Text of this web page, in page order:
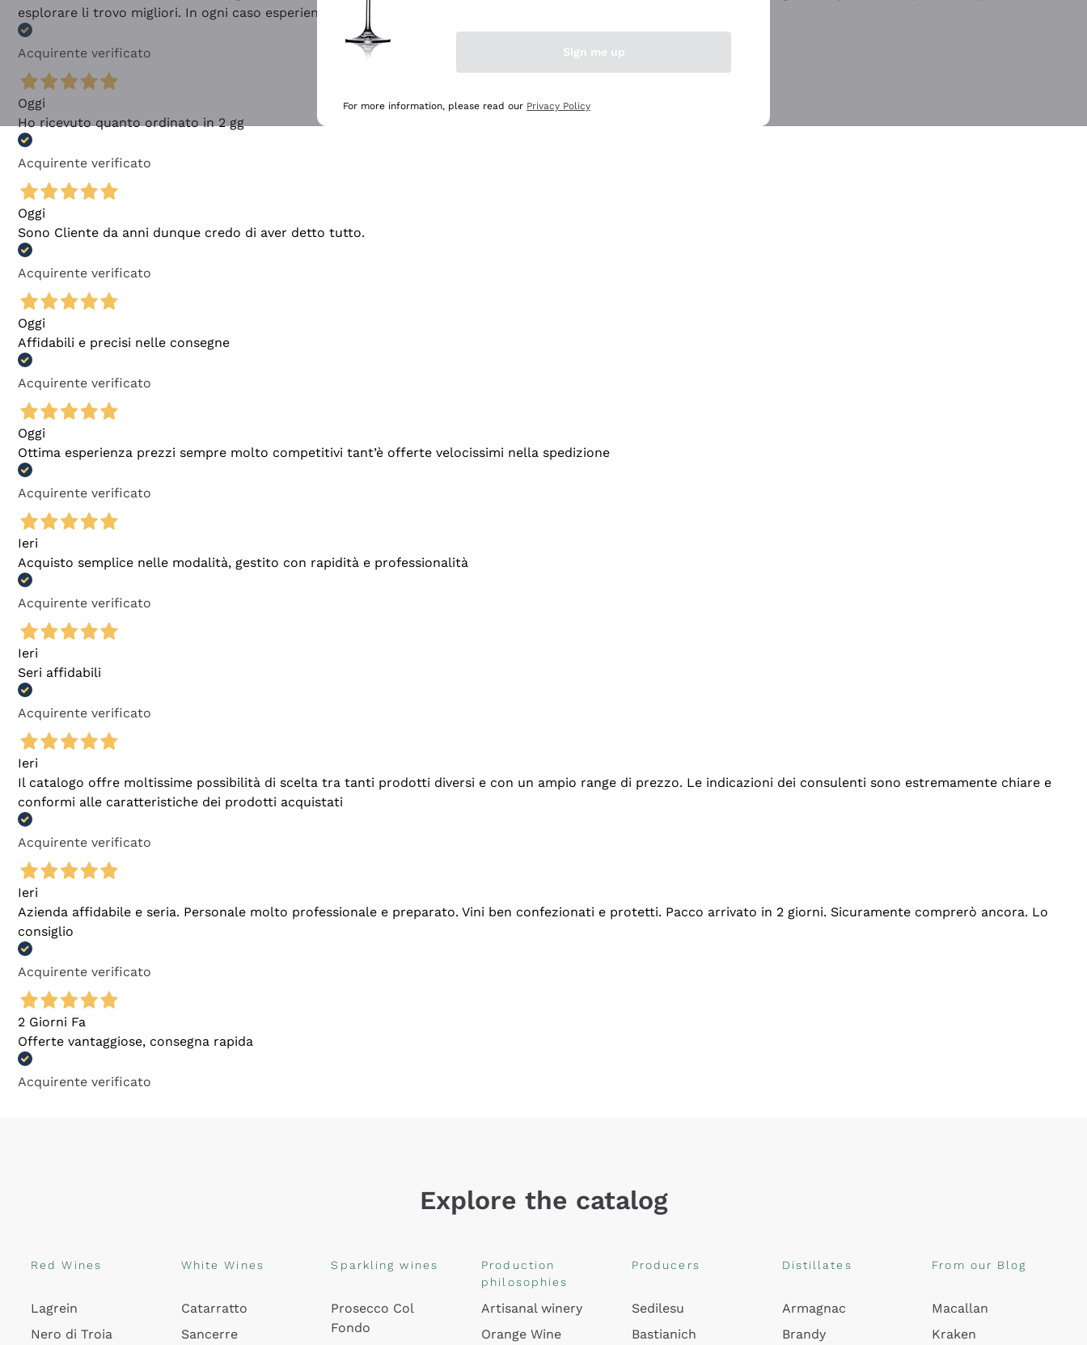
esplorare li trovo migliori. In ogni caso esperienza buona e lo consiglio! 👍
Acquirente verificato
Oggi
Ho ricevuto quanto ordinato in 2 gg
Acquirente verificato
Oggi
Sono Cliente da anni dunque credo di aver detto tutto.
Acquirente verificato
Oggi
Affidabili e precisi nelle consegne
Acquirente verificato
Oggi
Ottima esperienza prezzi sempre molto competitivi tant’è offerte velocissimi nella spedizione
Acquirente verificato
Ieri
Acquisto semplice nelle modalità, gestito con rapidità e professionalità
Acquirente verificato
Ieri
Seri affidabili
Acquirente verificato
Ieri
Il catalogo offre moltissime possibilità di scelta tra tanti prodotti diversi e con un ampio range di prezzo. Le indicazioni dei consulenti sono estremamente chiare e
conformi alle caratteristiche dei prodotti acquistati
Acquirente verificato
Ieri
Azienda affidabile e seria. Personale molto professionale e preparato. Vini ben confezionati e protetti. Pacco arrivato in 2 giorni. Sicuramente comprerò ancora. Lo
consiglio
Acquirente verificato
2 Giorni Fa
Offerte vantaggiose, consegna rapida
Acquirente verificato
Explore the catalog
Red Wines
Lagrein
Nero di Troia
White Wines
Catarratto
Sancerre
Sparkling wines
Prosecco Col
Fondo
Production
philosophies
Artisanal winery
Orange Wine
Producers
Sedilesu
Bastianich
Distillates
Armagnac
Brandy
From our Blog
Macallan
Kraken
Sign me up
For more information, please read our Privacy Policy